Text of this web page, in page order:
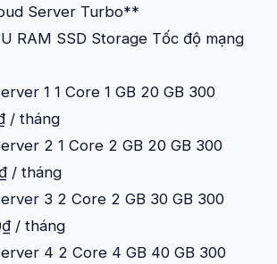
Server Turbo**
RAM SSD Storage Tốc độ mạng
1 1 Core 1 GB 20 GB 300
/ tháng
2 1 Core 2 GB 20 GB 300
/ tháng
3 2 Core 2 GB 30 GB 300
/ tháng
4 2 Core 4 GB 40 GB 300